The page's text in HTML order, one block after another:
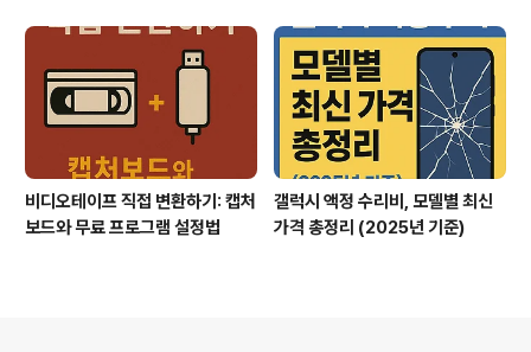
비디오테이프 직접 변환하기: 캡처
보드와 무료 프로그램 설정법
갤럭시 액정 수리비, 모델별 최신
가격 총정리 (2025년 기준)